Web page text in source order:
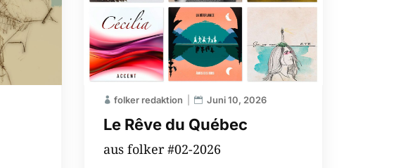
Le Rêve du Québec
folker redaktion Juni 10, 2026
aus folker #02-2026